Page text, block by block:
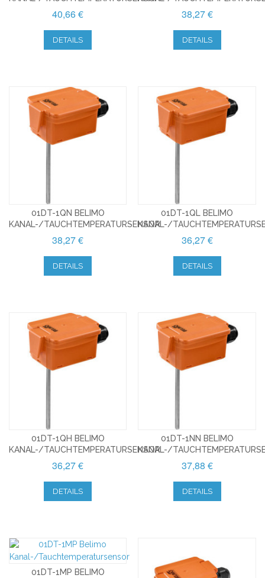
40,66 €
DETAILS
38,27 €
DETAILS
01DT-1QN BELIMO
KANAL-/TAUCHTEMPERATURSENSOR
38,27 €
DETAILS
01DT-1QL BELIMO
KANAL-/
36,27 €
DETAILS
01DT-1QH BELIMO
KANAL-/TAUCHTEMPERATURSENSOR
36,27 €
DETAILS
01DT-1NN BELIMO
KANAL-/
37,88 €
DETAILS
01DT-1MP BELIMO